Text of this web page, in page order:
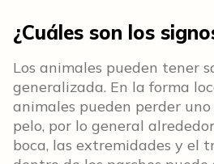
¿Cuáles son los
Los animales pueden tener
generalizada. En la forma
animales pueden perder
pelo, por lo general
boca, las extremidades y el